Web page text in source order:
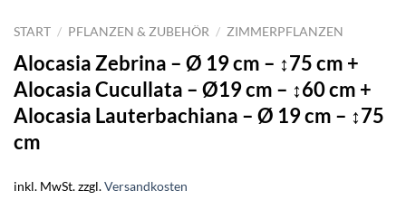
START / PFLANZEN & ZUBEHÖR / ZIMMERPFLANZEN
Alocasia Zebrina – Ø 19 cm – ↕75 cm +
Alocasia Cucullata – Ø19 cm – ↕60 cm +
Alocasia Lauterbachiana – Ø 19 cm – ↕75
cm
inkl. MwSt.zzgl.Versandkosten